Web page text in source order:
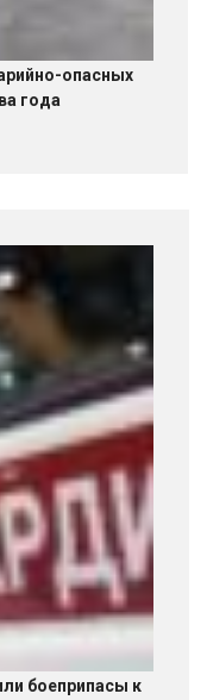
опасных
года
боеприпасы к